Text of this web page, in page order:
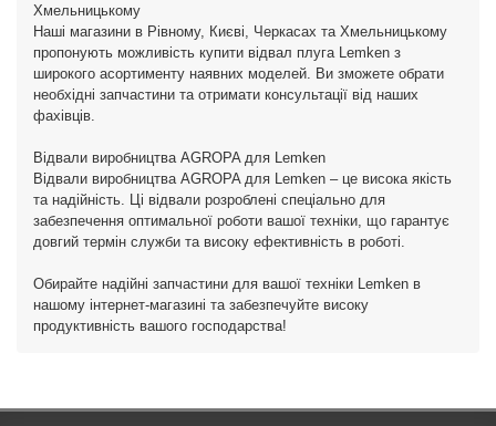
Хмельницькому
Наші магазини в Рівному, Києві, Черкасах та Хмельницькому
пропонують можливість купити відвал плуга Lemken з
широкого асортименту наявних моделей. Ви зможете обрати
необхідні запчастини та отримати консультації від наших
фахівців.
Відвали виробництва AGROPA для Lemken
Відвали виробництва AGROPA для Lemken – це висока якість
та надійність. Ці відвали розроблені спеціально для
забезпечення оптимальної роботи вашої техніки, що гарантує
довгий термін служби та високу ефективність в роботі.
Обирайте надійні запчастини для вашої техніки Lemken в
нашому інтернет-магазині та забезпечуйте високу
продуктивність вашого господарства!